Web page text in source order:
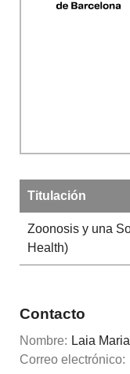
Titulación
Zoonosis y una
Health)
Contacto
Nombre: Laia
Correo electrónico: